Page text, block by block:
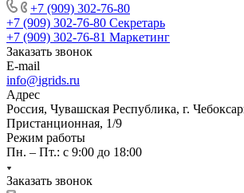
+7 (909) 302-76-80
+7 (909) 302-76-80 Секретарь
+7 (909) 302-76-81 Маркетинг
Заказать звонок
E-mail
info@igrids.ru
Адрес
Россия, Чувашская Республика, г.
Пристанционная, 1/9
Режим работы
Пн. – Пт.: с 9:00 до 18:00
Заказать звонок